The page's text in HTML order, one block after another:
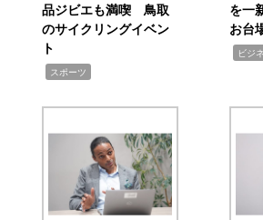
品ジビエも満喫 鳥取
のサイクリングイベン
ト
スポーツ
を一
お台
ビジ